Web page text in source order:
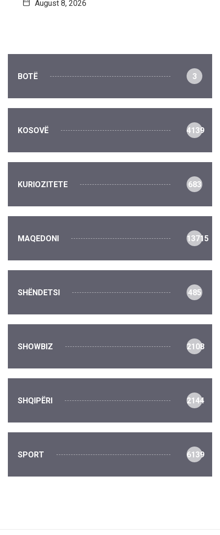
August 8, 2026
BOTË 3
KOSOVË 4139
KURIOZITETE 683
MAQEDONI 13715
SHËNDETSI 485
SHOWBIZ 2108
SHQIPËRI 2144
SPORT 6139